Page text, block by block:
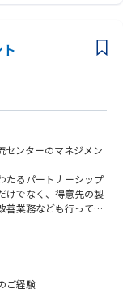
ンターのマネジメン
たるパートナーシップ
けでなく、得意先の製
善業務なども行ってい
ーにおける労務管
ご経験